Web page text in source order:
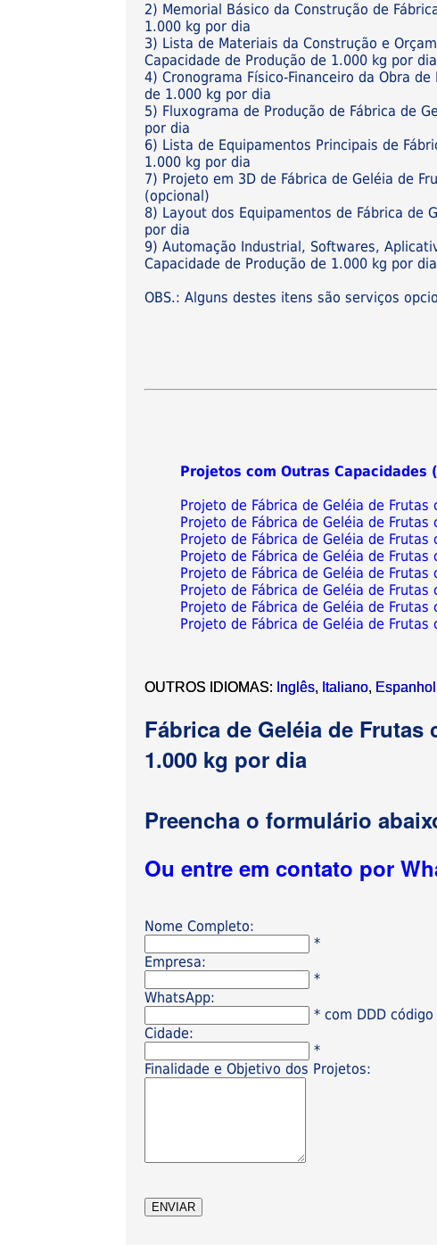
2) Memorial Básico da Construção de
1.000 kg por dia
3) Lista de Materiais da Construção e
Capacidade de Produção de 1.000 kg por dia
4) Cronograma Físico-Financeiro da Obra
de 1.000 kg por dia
5) Fluxograma de Produção de Fábrica de
por dia
6) Lista de Equipamentos Principais de
1.000 kg por dia
7) Projeto em 3D de Fábrica de Geléia de
(opcional)
8) Layout dos Equipamentos de Fábrica de
por dia
9) Automação Industrial, Softwares,
Capacidade de Produção de 1.000 kg por
OBS.: Alguns destes itens são serviços
Projetos com Outras Capacidades
Projeto de Fábrica de Geléia de
Projeto de Fábrica de Geléia de
Projeto de Fábrica de Geléia de
Projeto de Fábrica de Geléia de
Projeto de Fábrica de Geléia de
Projeto de Fábrica de Geléia de
Projeto de Fábrica de Geléia de
Projeto de Fábrica de Geléia de
OUTROS IDIOMAS: Inglês, Italiano, Espanhol
Fábrica de Geléia de
1.000 kg por dia
Preencha o formulário
Ou entre em contato por
Nome Completo:
*
Empresa:
*
WhatsApp:
* com DDD
Cidade:
*
Finalidade e Objetivo dos Projetos: